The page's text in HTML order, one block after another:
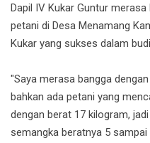
Dapil IV Kukar Guntur
petani di Desa Menamang
Kukar yang sukses dalam
"Saya merasa bangga
bahkan ada petani yang
dengan berat 17 kilogram,
semangka beratnya 5